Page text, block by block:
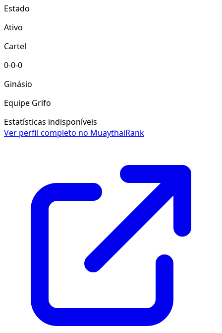
Estado
Ativo
Cartel
0-0-0
Ginásio
Equipe Grifo
Estatísticas indisponíveis
Ver perfil completo no MuaythaiRank